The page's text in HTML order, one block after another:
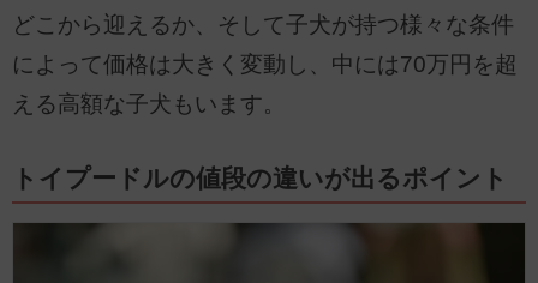
どこから迎えるか、そして子犬が持つ様々な条件
によって価格は大きく変動し、中には70万円を超
える高額な子犬もいます。
トイプードルの値段の違いが出るポイント